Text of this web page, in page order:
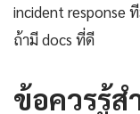
incident response
ถ้ามี docs ที่ดี
ข้อควรรู้